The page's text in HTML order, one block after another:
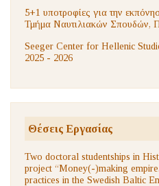
5+1 υποτροφίες για την
Τμήμα Ναυτιλιακών Σπουδών,
Seeger Center for Hellenic
2025 - 2026
Θέσεις Εργασίας
Two doctoral studentships in
project “Money(-)making
practices in the Swedish Baltic